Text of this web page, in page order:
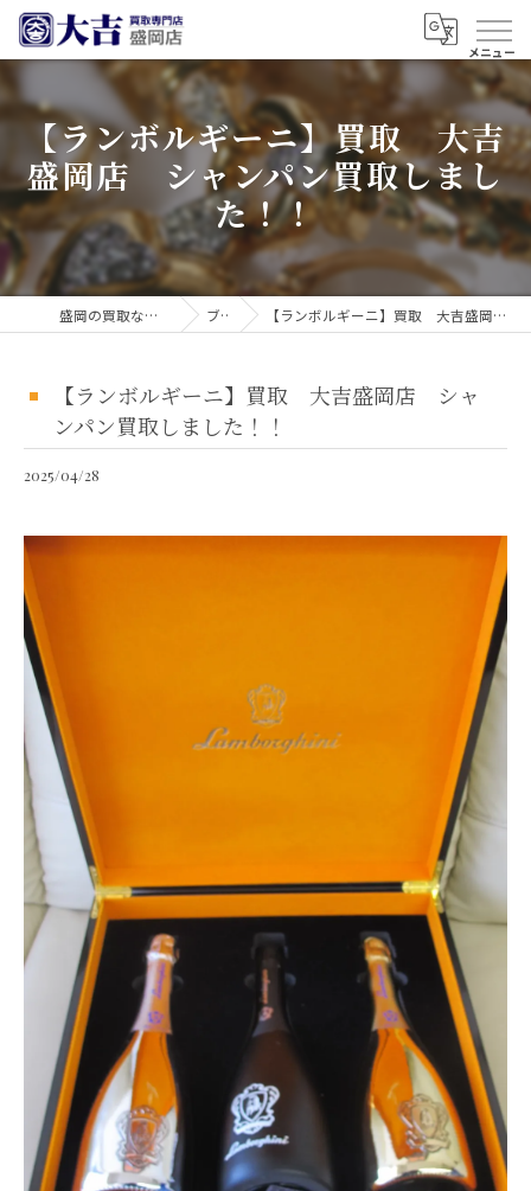
【ランボルギーニ】買取 大吉
盛岡店 シャンパン買取しまし
た！！
盛岡の買取なら買取大吉 盛岡店 ブログ 【ランボルギーニ】買取 大吉盛岡店 シャンパン買取しました！！
【ランボルギーニ】買取 大吉盛岡店 シャ
ンパン買取しました！！
2025/04/28